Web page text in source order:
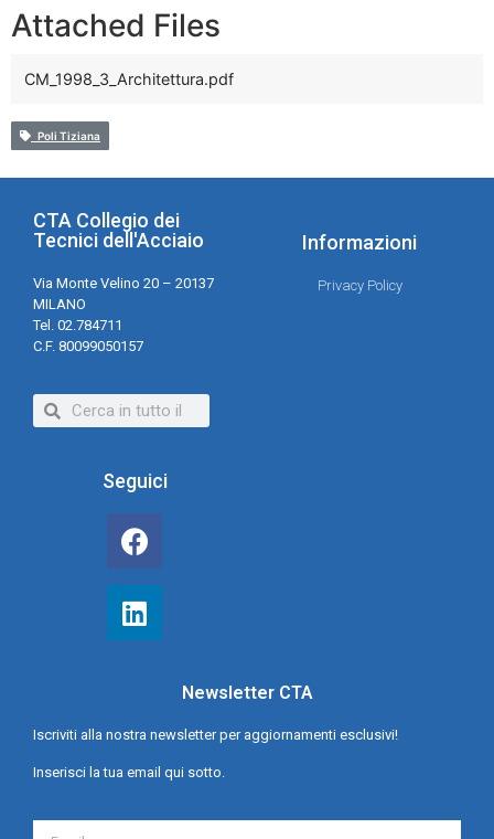
Attached Files
CM_1998_3_Architettura.pdf
Poli Tiziana
CTA Collegio dei
Tecnici dell'Acciaio
Via Monte Velino 20 – 20137
MILANO
Tel. 02.784711
C.F. 80099050157
Informazioni
Privacy Policy
Seguici
Newsletter CTA
Iscriviti alla nostra newsletter per aggiornamenti esclusivi!
Inserisci la tua email qui sotto.